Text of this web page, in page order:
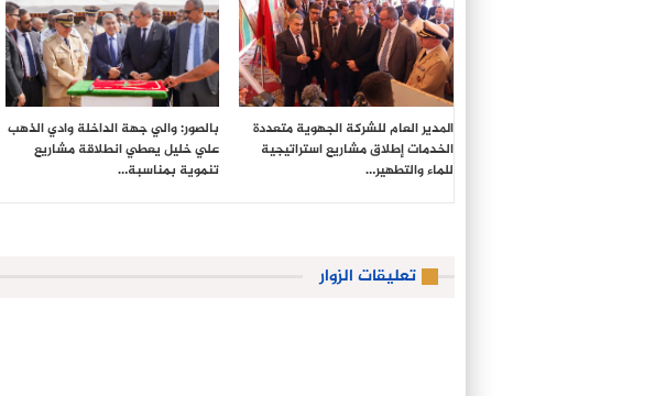
المدير العام للشركة الجهوية متعددة
الخدمات إطلاق مشاريع استراتيجية
للماء والتطهير…
بالصور: والي جهة الداخلة وادي الذهب
علي خليل يعطي انطلاقة مشاريع
تنموية بمناسبة…
تعليقات الزوار